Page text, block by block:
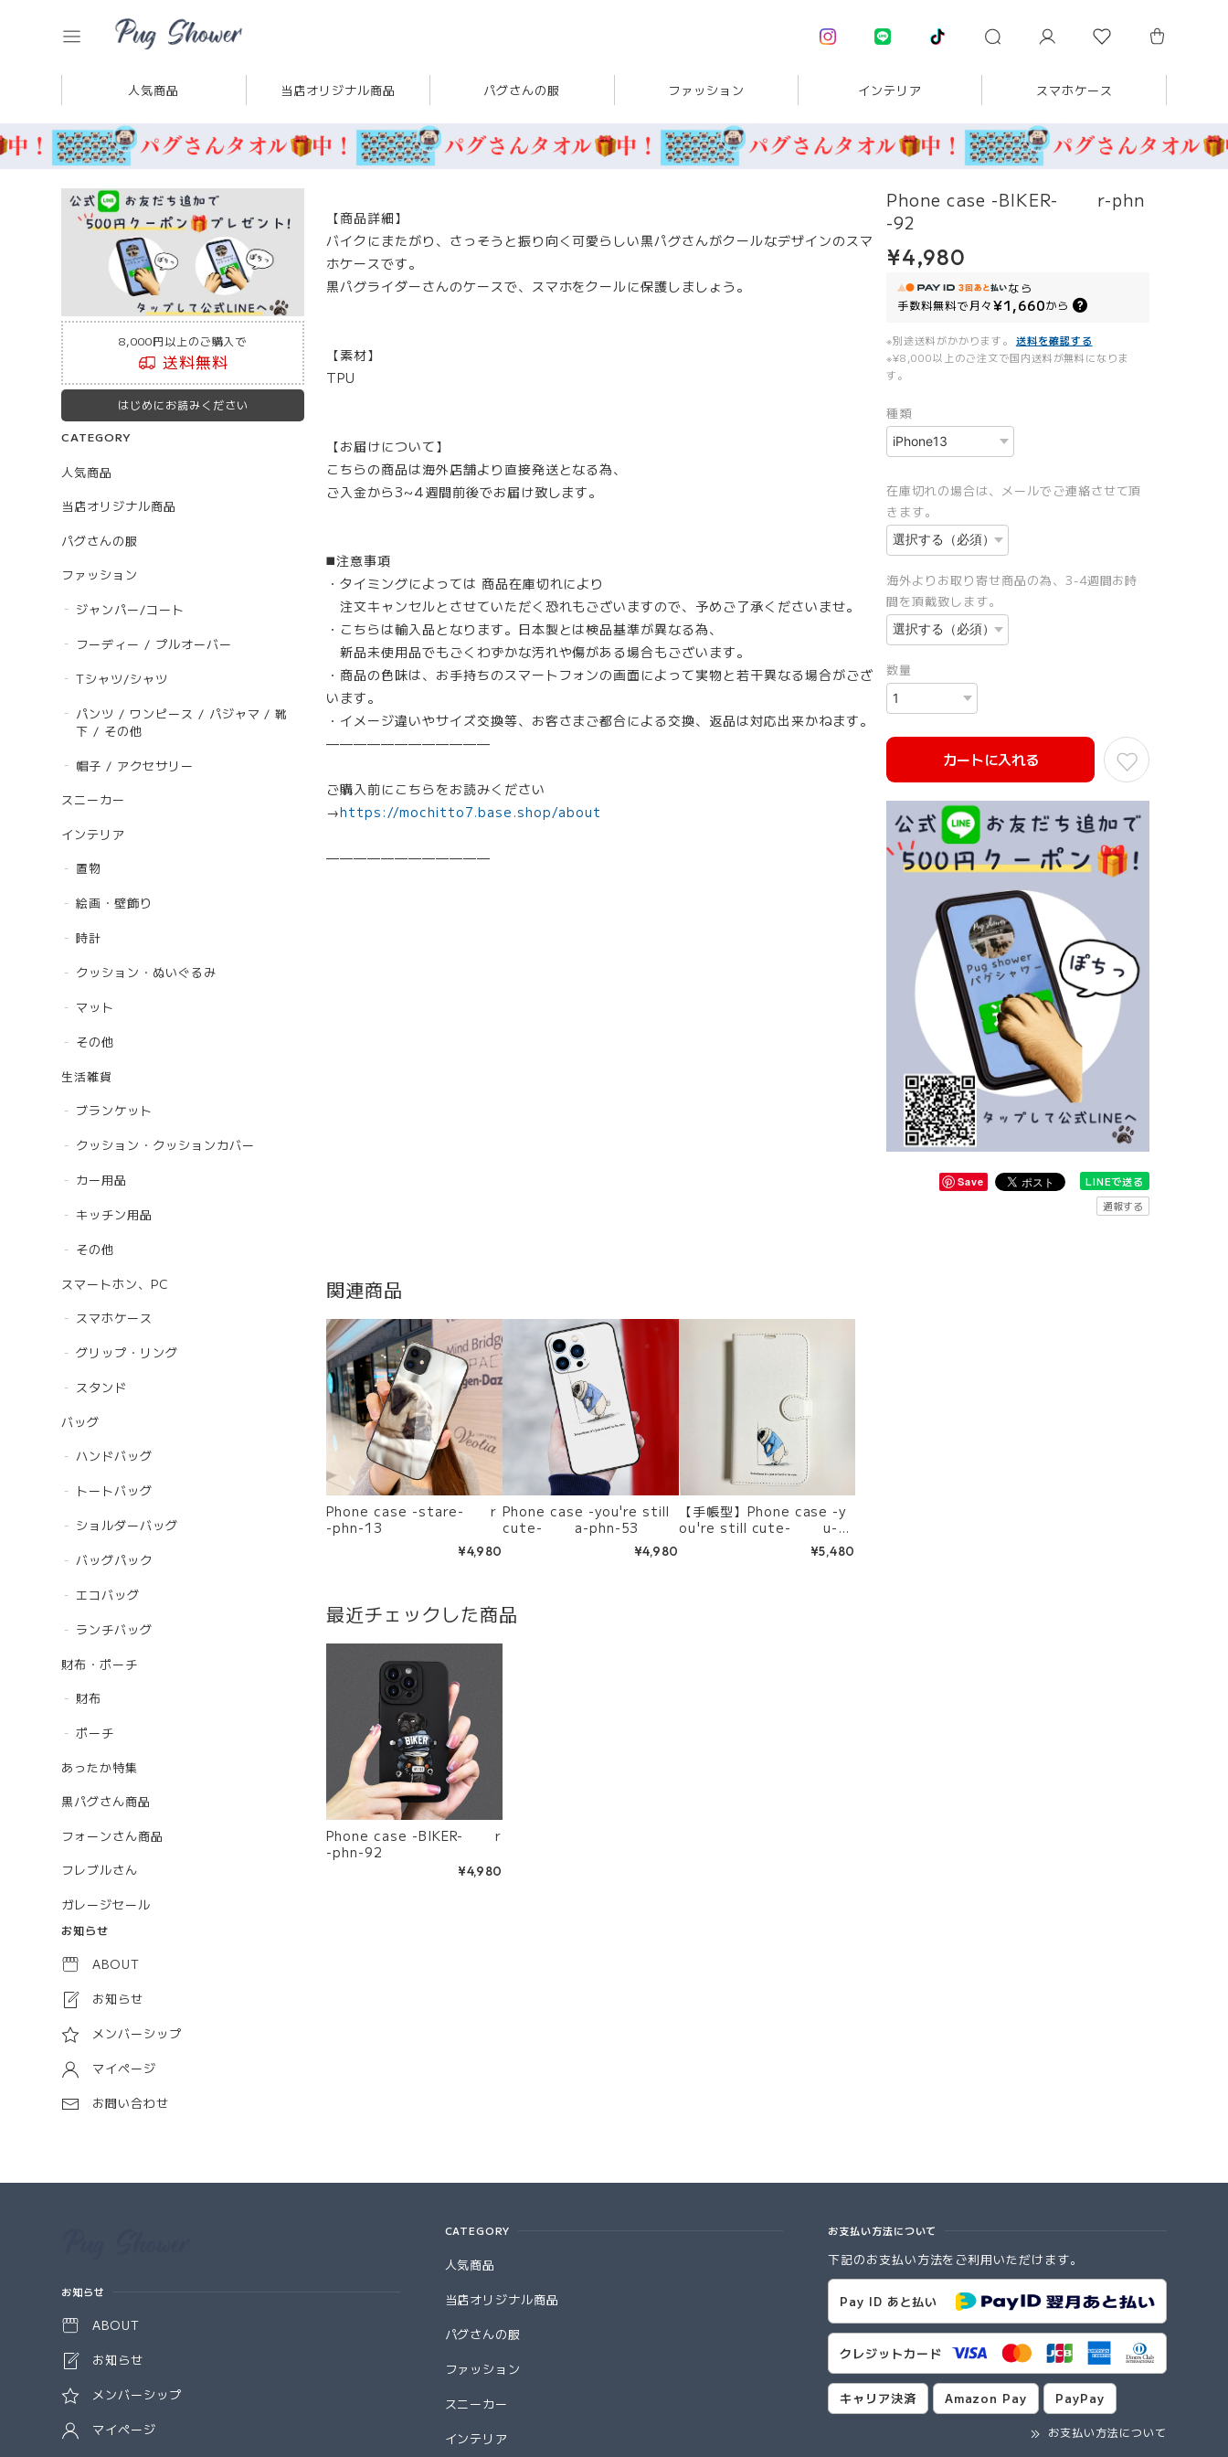
人気商品 当店オリジナル商品 パグさんの服 ファッション インテリア スマホケース
8,000円以上のご購入で
送料無料
はじめにお読みください
CATEGORY
人気商品
当店オリジナル商品
パグさんの服
ファッション
ジャンパー/コート
フーディー / プルオーバー
Tシャツ/シャツ
パンツ / ワンピース / パジャマ / 靴
下 / その他
帽子 / アクセサリー
スニーカー
インテリア
置物
絵画・壁飾り
時計
クッション・ぬいぐるみ
マット
その他
生活雑貨
ブランケット
クッション・クッションカバー
カー用品
キッチン用品
その他
スマートホン、PC
スマホケース
グリップ・リング
スタンド
バッグ
ハンドバッグ
トートバッグ
ショルダーバッグ
バッグパック
エコバッグ
ランチバッグ
財布・ポーチ
財布
ポーチ
あったか特集
黒パグさん商品
フォーンさん商品
フレブルさん
ガレージセール
お知らせ
ABOUT
お知らせ
メンバーシップ
マイページ
お問い合わせ
【商品詳細】
バイクにまたがり、さっそうと振り向く可愛らしい黒パグさんがクールなデザインのスマ
ホケースです。
黒パグライダーさんのケースで、スマホをクールに保護しましょう。
【素材】
TPU
【お届けについて】
こちらの商品は海外店舗より直接発送となる為、
ご入金から3~4週間前後でお届け致します。
◼️注意事項
・タイミングによっては 商品在庫切れにより
注文キャンセルとさせていただく恐れもございますので、予めご了承くださいませ。
・こちらは輸入品となります。日本製とは検品基準が異なる為、
新品未使用品でもごくわずかな汚れや傷がある場合もございます。
・商品の色味は、お手持ちのスマートフォンの画面によって実物と若干異なる場合がござ
います。
・イメージ違いやサイズ交換等、お客さまご都合による交換、返品は対応出来かねます。
————————————
ご購入前にこちらをお読みください
→https://mochitto7.base.shop/about
————————————
Phone case -BIKER- r-phn
-92
¥4,980
なら
手数料無料で月々¥1,660から
※別途送料がかかります。
送料を確認する
※¥8,000以上のご注文で国内送料が無料になりま
す。
種類
在庫切れの場合は、メールでご連絡させて頂
きます。
海外よりお取り寄せ商品の為、3-4週間お時
間を頂戴致します。
数量
カートに入れる
Save
LINEで送る
通報する
関連商品
Phone case -stare- r
-phn-13
¥4,980
Phone case -you're still
cute- a-phn-53
¥4,980
【手帳型】Phone case -y
ou're still cute- u-p
¥5,480
最近チェックした商品
Phone case -BIKER- r
-phn-92
¥4,980
お知らせ
ABOUT
お知らせ
メンバーシップ
マイページ
CATEGORY
人気商品
当店オリジナル商品
パグさんの服
ファッション
スニーカー
インテリア
お支払い方法について
下記のお支払い方法をご利用いただけます。
Pay ID あと払い
クレジットカード
キャリア決済 Amazon Pay PayPay
お支払い方法について